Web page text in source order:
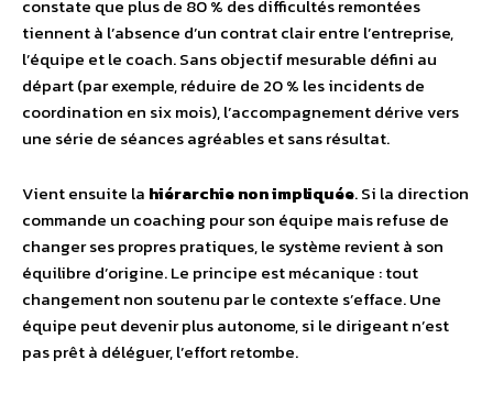
constate que plus de 80 % des difficultés remontées
tiennent à l’absence d’un contrat clair entre l’entreprise,
l’équipe et le coach. Sans objectif mesurable défini au
départ (par exemple, réduire de 20 % les incidents de
coordination en six mois), l’accompagnement dérive vers
une série de séances agréables et sans résultat.
Vient ensuite la hiérarchie non impliquée. Si la direction
commande un coaching pour son équipe mais refuse de
changer ses propres pratiques, le système revient à son
équilibre d’origine. Le principe est mécanique : tout
changement non soutenu par le contexte s’efface. Une
équipe peut devenir plus autonome, si le dirigeant n’est
pas prêt à déléguer, l’effort retombe.